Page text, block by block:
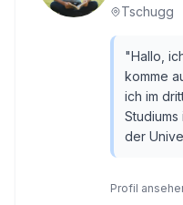
Tschugg
"Hallo,
komme
ich im
der
Profil